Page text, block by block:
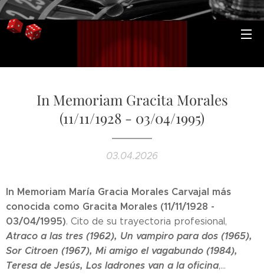
In Memoriam Gracita Morales
(11/11/1928 - 03/04/1995)
03.04.2026
In Memoriam María Gracia Morales Carvajal más
conocida como Gracita Morales (11/11/1928 -
03/04/1995). Cito de su trayectoria profesional,
Atraco a las tres (1962), Un vampiro para dos (1965),
Sor Citroen (1967), Mi amigo el vagabundo (1984),
Teresa de Jesús, Los ladrones van a la oficina,...